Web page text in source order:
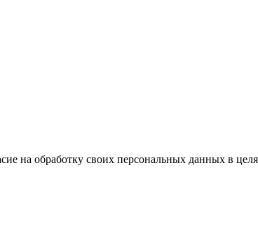
на обработку своих персональных данных в